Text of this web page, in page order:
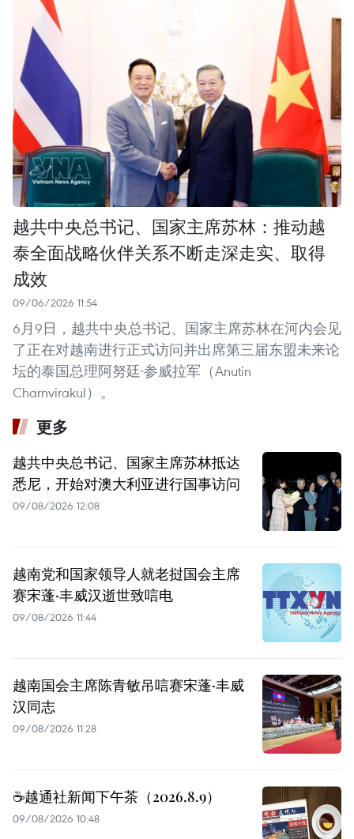
越共中央总书记、国家主席苏林：推动越
泰全面战略伙伴关系不断走深走实、取得
成效
09/06/2026 11:54
6月9日，越共中央总书记、国家主席苏林在河内会见
了正在对越南进行正式访问并出席第三届东盟未来论
坛的泰国总理阿努廷·参威拉军（Anutin
Charnvirakul）。
更多
越共中央总书记、国家主席苏林抵达
悉尼，开始对澳大利亚进行国事访问
09/08/2026 12:08
越南党和国家领导人就老挝国会主席
赛宋蓬·丰威汉逝世致唁电
09/08/2026 11:44
越南国会主席陈青敏吊唁赛宋蓬·丰威
汉同志
09/08/2026 11:28
☕️越通社新闻下午茶（2026.8.9）
09/08/2026 10:48